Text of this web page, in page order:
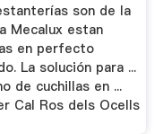
son de la
Mecalux estan
en perfecto
La solución para ...
de cuchillas en ...
Cal Ros dels Ocells